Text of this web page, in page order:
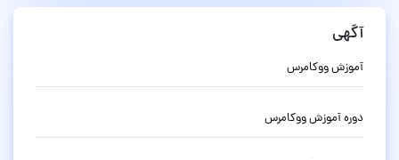
آگهی
آموزش ووکامرس
دوره آموزش ووکامرس